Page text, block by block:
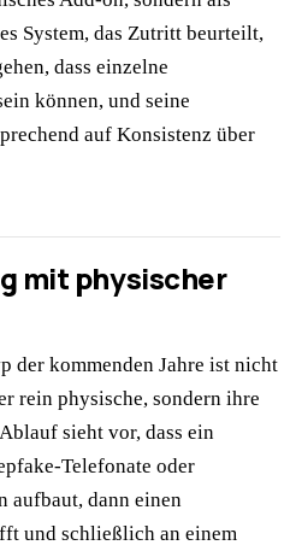
System, das Zutritt beurteilt,
dass einzelne
können, und seine
auf Konsistenz über
mit physischer
der kommenden Jahre ist nicht
rein physische, sondern ihre
sieht vor, dass ein
Telefonate oder
aufbaut, dann einen
und schließlich an einem